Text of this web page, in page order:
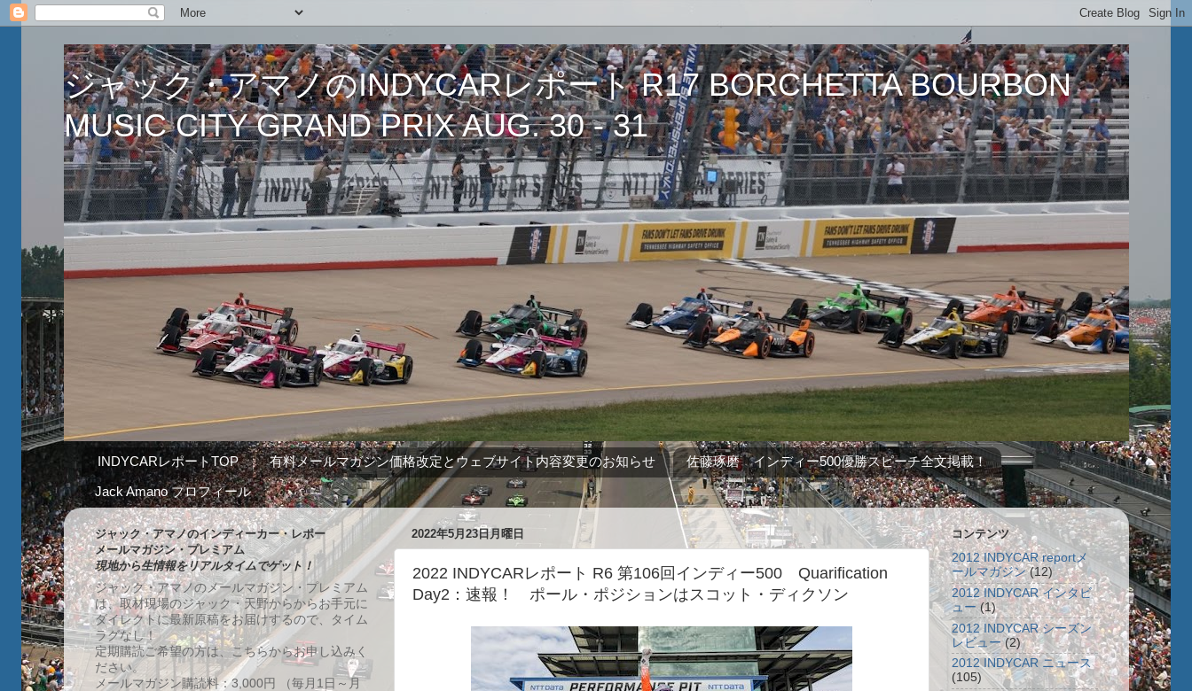
ジャック・アマノのINDYCARレポート R17 BORCHETTA BOURBON
MUSIC CITY GRAND PRIX AUG. 30 - 31
INDYCARレポートTOP 有料メールマガジン価格改定とウェブサイト内容変更のお知らせ
佐藤琢磨 インディー500優勝スピーチ全文掲載！
Jack Amano プロフィール
2022年5月23日月曜日
2022 INDYCARレポート R6 第106回インディー500 Quarification
Day2：速報！ ポール・ポジションはスコット・ディクソン
ジャック・アマノのインディーカー・レポー
メールマガジン・プレミアム
現地から生情報をリアルタイムでゲット！
ジャック・アマノのメールマガジン・プレミアム
は、取材現場のジャック・天野からからお手元に
ダイレクトに最新原稿をお届けするので、タイム
ラグなし！
定期購読ご希望の方は、こちらからお申し込みく
ださい。
メールマガジン購読料：3,000円 （毎月1日～月
コンテンツ
2012 INDYCAR reportメ
ールマガジン (12)
2012 INDYCAR インタビ
ュー (1)
2012 INDYCAR シーズン
レビュー (2)
2012 INDYCAR ニュース
(105)